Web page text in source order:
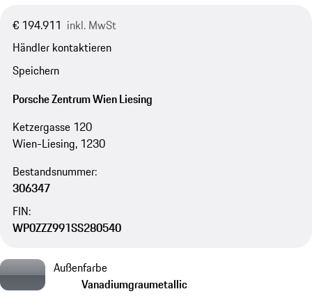
€ 194.911 inkl. MwSt
Händler kontaktieren
Speichern
Porsche Zentrum Wien Liesing
Ketzergasse 120
Wien-Liesing, 1230
Bestandsnummer:
306347
FIN:
WP0ZZZ991SS280540
Außenfarbe
Vanadiumgraumetallic